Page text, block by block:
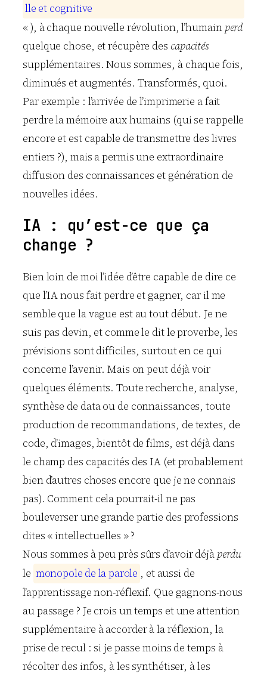
lle et cognitive
« ), à chaque nouvelle révolution, l’humain perd
quelque chose, et récupère des capacités
supplémentaires. Nous sommes, à chaque fois,
diminués et augmentés. Transformés, quoi.
Par exemple : l’arrivée de l’imprimerie a fait
perdre la mémoire aux humains (qui se rappelle
encore et est capable de transmettre des livres
entiers ?), mais a permis une extraordinaire
diffusion des connaissances et génération de
nouvelles idées.
IA : qu’est-ce que ça
change ?
Bien loin de moi l’idée d’être capable de dire ce
que l’IA nous fait perdre et gagner, car il me
semble que la vague est au tout début. Je ne
suis pas devin, et comme le dit le proverbe, les
prévisions sont difficiles, surtout en ce qui
concerne l’avenir. Mais on peut déjà voir
quelques éléments. Toute recherche, analyse,
synthèse de data ou de connaissances, toute
production de recommandations, de textes, de
code, d’images, bientôt de films, est déjà dans
le champ des capacités des IA (et probablement
bien d’autres choses encore que je ne connais
pas). Comment cela pourrait-il ne pas
bouleverser une grande partie des professions
dites « intellectuelles » ?
Nous sommes à peu près sûrs d’avoir déjà perdu
le monopole de laparole , et aussi de
l’apprentissage non-réflexif. Que gagnons-nous
au passage ? Je crois un temps et une attention
supplémentaire à accorder à la réflexion, la
prise de recul : si je passe moins de temps à
récolter des infos, à les synthétiser, à les